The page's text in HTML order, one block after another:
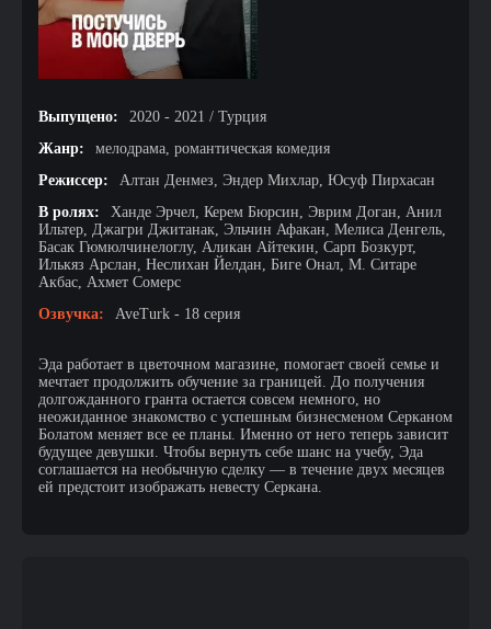
Выпущено:
2020 - 2021 / Турция
Жанр:
мелодрама, романтическая комедия
Режиссер:
Алтан Денмез, Эндер Михлар, Юсуф Пирхасан
В ролях:
Ханде Эрчел, Керем Бюрсин, Эврим Доган, Анил
Ильтер, Джагри Джитанак, Эльчин Афакан, Мелиса Денгель,
Басак Гюмюлчинелоглу, Аликан Айтекин, Сарп Бозкурт,
Илькяз Арслан, Неслихан Йелдан, Биге Онал, М. Ситаре
Акбас, Ахмет Сомерс
Озвучка:
AveTurk - 18 серия
Эда работает в цветочном магазине, помогает своей семье и
мечтает продолжить обучение за границей. До получения
долгожданного гранта остается совсем немного, но
неожиданное знакомство с успешным бизнесменом Серканом
Болатом меняет все ее планы. Именно от него теперь зависит
будущее девушки. Чтобы вернуть себе шанс на учебу, Эда
соглашается на необычную сделку — в течение двух месяцев
ей предстоит изображать невесту Серкана.